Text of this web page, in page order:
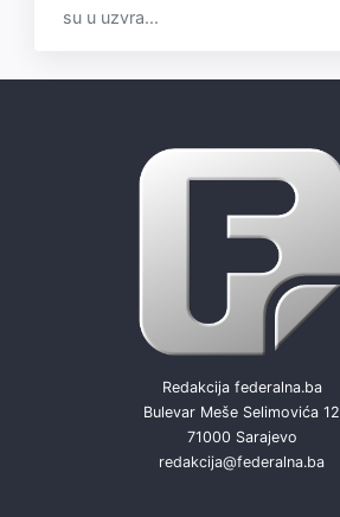
su u uzvra...
Redakcija federalna.ba
Bulevar Meše Selimovića 12
71000 Sarajevo
redakcija@federalna.ba